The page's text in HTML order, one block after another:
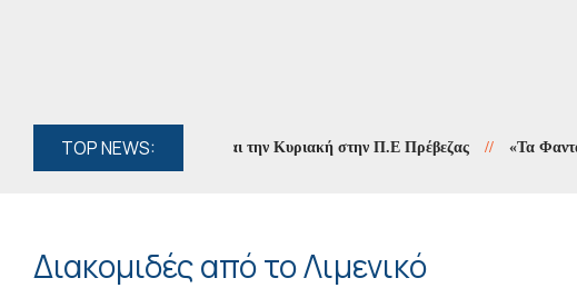
TOP NEWS:
ο κίνδυνος πυρκαγιάς και την Κυριακή στην Π.Ε Πρέβεζας // «Τα Φαντάσματα»
Διακομιδές από το Λιμενικό